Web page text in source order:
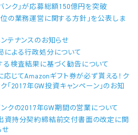
ンク」が応募総額150億円を突破
位の業務運営に関する方針」を公表しま
テナンスのお知らせ
による行政処分について
る検査結果に基づく勧告について
じてAmazonギフト券が必ず貰える！ク
「2017年GW投資キャンペーン」のお知
クの2017年GW期間の営業について
資持分契約締結前交付書面の改定に関
せ